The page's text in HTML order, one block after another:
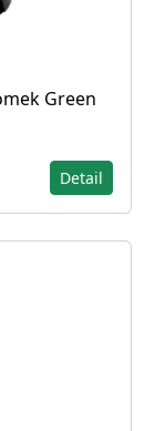
Green
Detail